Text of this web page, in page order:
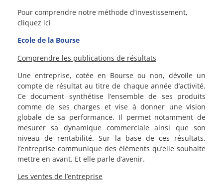
Pour comprendre notre méthode d’investissement,
cliquez ici
Ecole de la Bourse
Comprendre les publications de résultats
Une entreprise, cotée en Bourse ou non, dévoile un
compte de résultat au titre de chaque année d’activité.
Ce document synthétise l’ensemble de ses produits
comme de ses charges et vise à donner une vision
globale de sa performance. Il permet notamment de
mesurer sa dynamique commerciale ainsi que son
niveau de rentabilité. Sur la base de ces résultats,
l’entreprise communique des éléments qu’elle souhaite
mettre en avant. Et elle parle d’avenir.
Les ventes de l’entreprise